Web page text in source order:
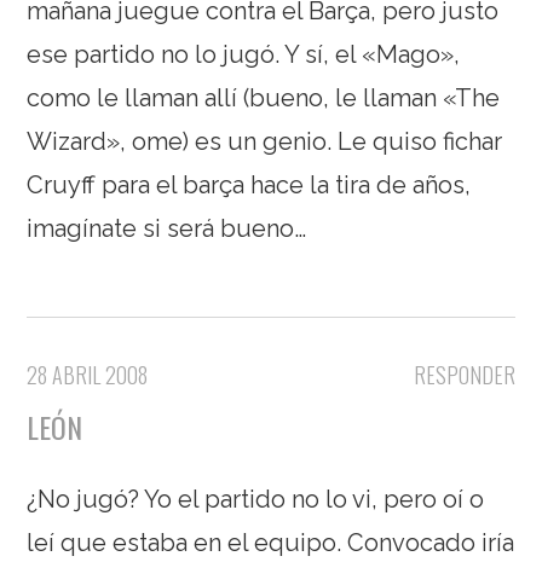
mañana juegue contra el Barça, pero justo
ese partido no lo jugó. Y sí, el «Mago»,
como le llaman allí (bueno, le llaman «The
Wizard», ome) es un genio. Le quiso fichar
Cruyff para el barça hace la tira de años,
imagínate si será bueno…
RESPONDER
28 ABRIL 2008
LEÓN
¿No jugó? Yo el partido no lo vi, pero oí o
leí que estaba en el equipo. Convocado iría